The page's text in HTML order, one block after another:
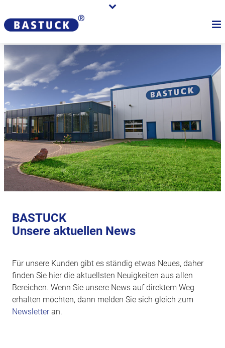
BASTUCK
Unsere aktuellen News
Für unsere Kunden gibt es ständig etwas Neues, daher
finden Sie hier die aktuellsten Neuigkeiten aus allen
Bereichen. Wenn Sie unsere News auf direktem Weg
erhalten möchten, dann melden Sie sich gleich zum
Newsletteran.